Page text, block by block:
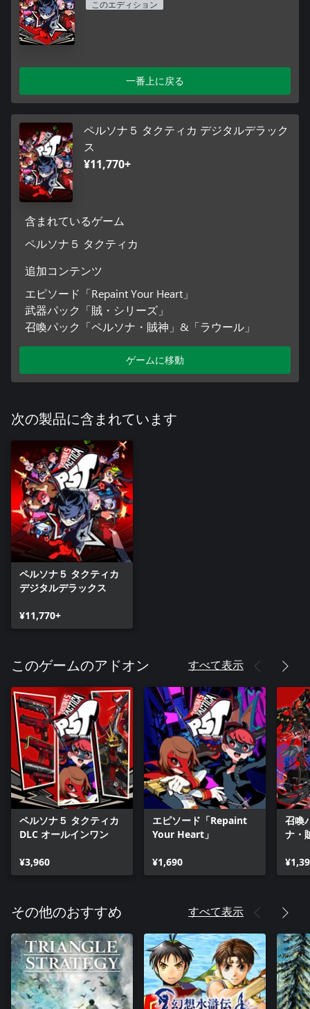
このエディション
一番上に戻る
ペルソナ５ タクティカ デジタルデラック
ス
¥11,770+
含まれているゲーム
ペルソナ５ タクティカ
追加コンテンツ
エピソード「Repaint Your Heart」
武器パック「賊・シリーズ」
召喚パック「ペルソナ・賊神」&「ラウール」
ゲームに移動
次の製品に含まれています
ペルソナ５ タクティカ
デジタルデラックス
¥11,770+
このゲームのアドオン すべて表示
ペルソナ５ タクティカ
DLC オールインワン
¥3,960
エピソード「Repaint
Your Heart」
¥1,690
召喚
ナ・
その他のおすすめ すべて表示